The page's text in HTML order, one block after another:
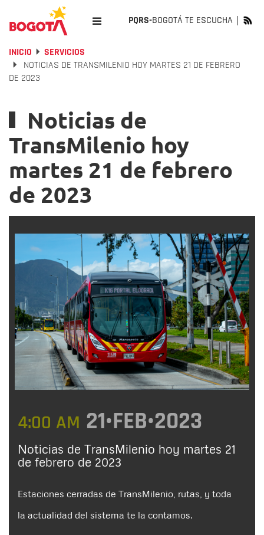
PQRS-BOGOTÁ TE ESCUCHA
INICIO
SERVICIOS
NOTICIAS DE TRANSMILENIO HOY MARTES 21 DE FEBRERO
DE 2023
Noticias de
TransMilenio hoy
martes 21 de febrero
de 2023
4:00 AM 21•FEB•2023
Noticias de TransMilenio hoy martes 21
de febrero de 2023
Estaciones cerradas de TransMilenio, rutas, y toda
la actualidad del sistema te la contamos.